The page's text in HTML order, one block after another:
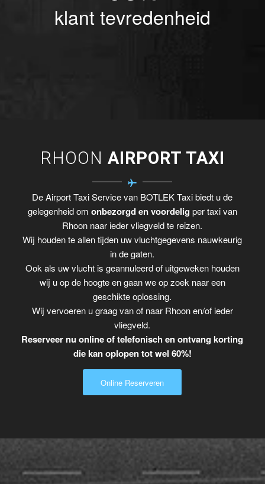
klant tevredenheid
RHOON AIRPORT TAXI
De Airport Taxi Service van BOTLEK Taxi biedt u de
gelegenheid om onbezorgd en voordelig per taxi van
Rhoon naar ieder vliegveld te reizen.
Wij houden te allen tijden uw vluchtgegevens nauwkeurig
in de gaten.
Ook als uw vlucht is geannuleerd of uitgeweken houden
wij u op de hoogte en gaan we op zoek naar een
geschikte oplossing.
Wij vervoeren u graag van of naar Rhoon en/of ieder
vliegveld.
Reserveer nu online of telefonisch en ontvang korting
die kan oplopen tot wel 60%!
Online Reserveren